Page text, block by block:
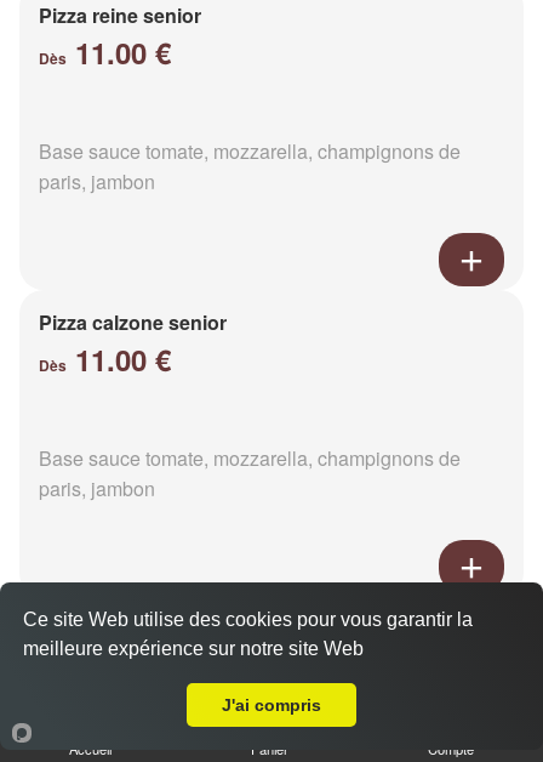
Pizza reine senior
Dès 11.00 €
Base sauce tomate, mozzarella, champignons de
paris, jambon
Pizza calzone senior
Dès 11.00 €
Base sauce tomate, mozzarella, champignons de
paris, jambon
Pizza 4 fromages senior
11.00 €
Accueil Panier Compte
Ce site Web utilise des cookies pour vous garantir la
meilleure expérience sur notre site Web
J'ai compris